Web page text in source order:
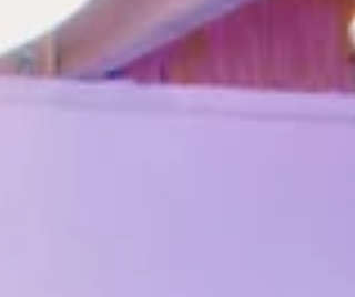
Tuvimos el inmenso privilegio de grabar su
sesión oficial de reencuentro: Live at La
Sala.Esto no es solo un video en vivo. Esto es